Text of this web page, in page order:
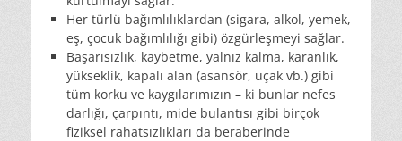
Her türlü bağımlılıklardan (sigara, alkol, yemek,
eş, çocuk bağımlılığı gibi) özgürleşmeyi sağlar.
Başarısızlık, kaybetme, yalnız kalma, karanlık,
yükseklik, kapalı alan (asansör, uçak vb.) gibi
tüm korku ve kaygılarımızın – ki bunlar nefes
darlığı, çarpıntı, mide bulantısı gibi birçok
fiziksel rahatsızlıkları da beraberinde